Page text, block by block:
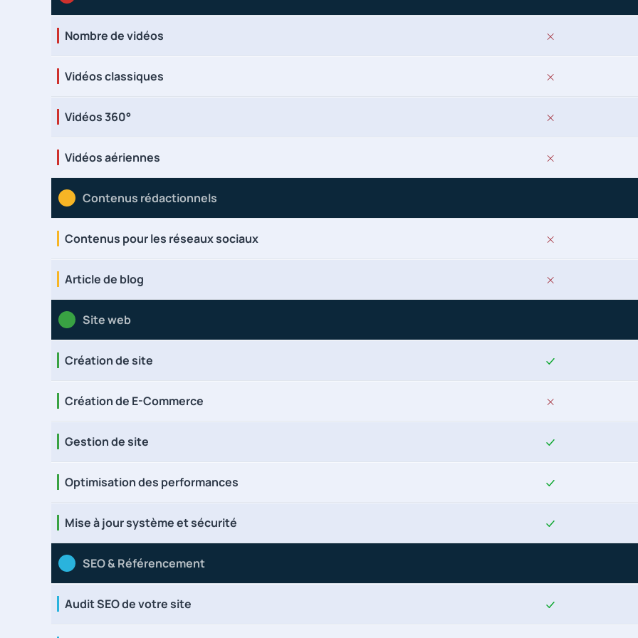
Nombre de vidéos
Vidéos classiques
Vidéos 360°
Vidéos aériennes
Contenus rédactionnels
Contenus pour les réseaux sociaux
Article de blog
Site web
Création de site
Création de E-Commerce
Gestion de site
Optimisation des performances
Mise à jour système et sécurité
SEO & Référencement
Audit SEO de votre site